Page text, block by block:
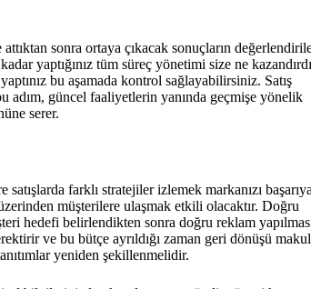
sonra ortaya çıkacak sonuçların
yaptığınız tüm süreç yönetimi size ne kazandırdı
bu aşamada kontrol sağlayabilirsiniz. Satış
adım, güncel faaliyetlerin yanında geçmişe yönelik
serer.
farklı stratejiler izlemek markanızı başarıya
müşterilere ulaşmak etkili olacaktır. Doğru
hedefi belirlendikten sonra doğru reklam
ve bu bütçe ayrıldığı zaman geri dönüşü makul
yeniden şekillenmelidir.